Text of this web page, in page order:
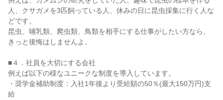
人、クサガメを3匹飼っている人、休みの日に昆虫採集に行く人な
どです。
昆虫、哺乳類、爬虫類、鳥類を相手にする仕事がしたい方なら、
きっと後悔はしませんよ。
■４．社員を大切にする会社
例えば以下の様なユニークな制度を導入しています。
・奨学金補助制度：入社1年後より受給額の50％(最大150万円)支
給